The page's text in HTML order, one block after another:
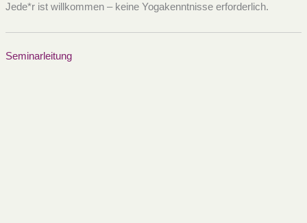
Jede*r ist willkommen – keine Yogakenntnisse erforderlich.
Seminarleitung